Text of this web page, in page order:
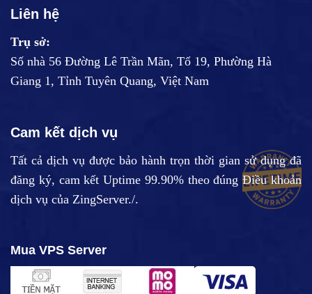
Liên hệ
Trụ sở:
Số nhà 56 Đường Lê Trần Mãn, Tổ 19, Phường Hà
Giang 1, Tỉnh Tuyên Quang, Việt Nam
Cam kết dịch vụ
Tất cả dịch vụ được bảo hành trọn thời gian sử dụng đã
đăng ký, cam kết Uptime 99.90% theo đúngĐiều khoản
dịch vụ của ZingServer./.
Mua VPS Server